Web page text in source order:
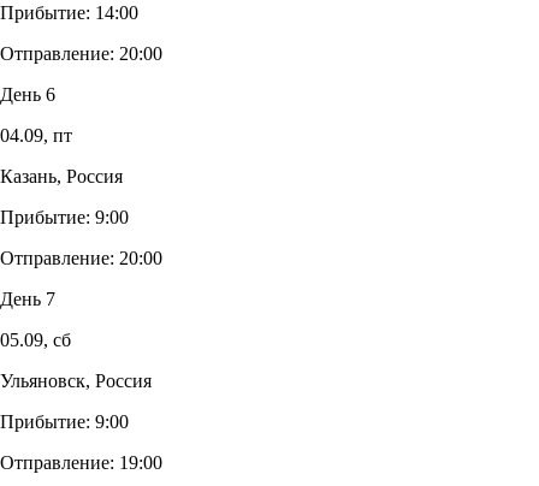
Прибытие: 14:00
Отправление: 20:00
День 6
04.09, пт
Казань, Россия
Прибытие: 9:00
Отправление: 20:00
День 7
05.09, сб
Ульяновск, Россия
Прибытие: 9:00
Отправление: 19:00